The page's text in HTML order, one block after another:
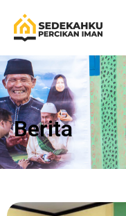
Berita​